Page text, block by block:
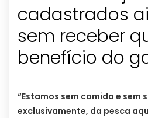
cadastrados
sem receber
benefício do
“Estamos sem comida e sem
exclusivamente, da pesca